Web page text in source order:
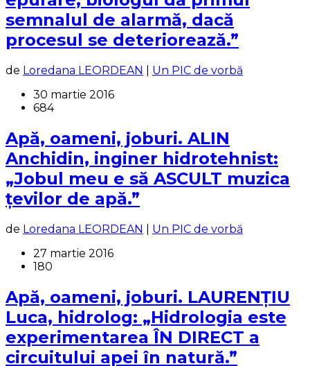
semnalul de alarmă, dacă
procesul se deteriorează.”
de Loredana LEORDEAN
Un PIC de vorbă
30 martie 2016
684
Apă, oameni, joburi. ALIN
Anchidin, inginer hidrotehnist:
„Jobul meu e să ASCULT muzica
țevilor de apă.”
de Loredana LEORDEAN
Un PIC de vorbă
27 martie 2016
180
Apă, oameni, joburi. LAURENŢIU
Luca, hidrolog: „Hidrologia este
experimentarea ÎN DIRECT a
circuitului apei în natură.”